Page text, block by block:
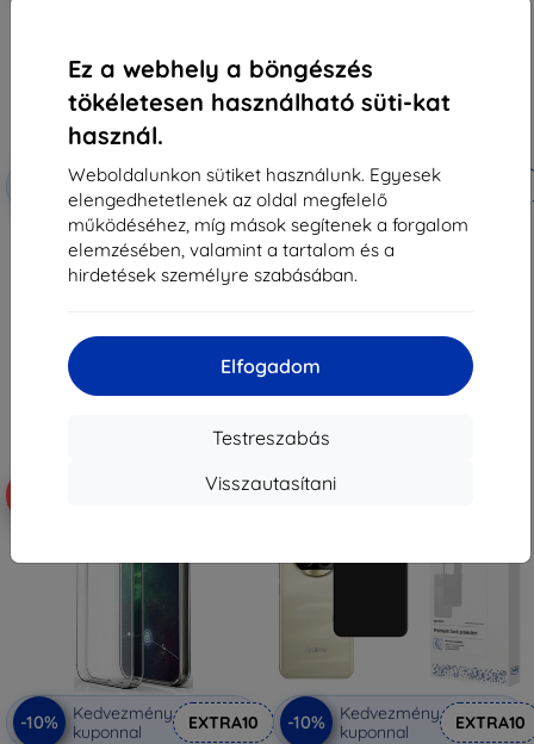
Ez a webhely a böngészés
tökéletesen használható süti-kat
használ.
Weboldalunkon sütiket használunk. Egyesek
elengedhetetlenek az oldal megfelelő
működéséhez, míg mások segítenek a forgalom
elemzésében, valamint a tartalom és a
hirdetések személyre szabásában.
Elfogadom
Testreszabás
Visszautasítani
Kedvezmény
kuponnal
EXTRA10
3mk 1UP védőfólia Realme 13
Pro+ 5G / Realme 13 Pro 5G
készülékhez
7 790 Ft
Raktáron > 5 darab
-10%
Kedvezmény
kuponnal
Beline átlátszó tok Realme 13 Pro
1mm
Raktáron > 5 darab
-10%
Kedvezmény
kuponnal
EXTRA10
-57%
-10%
Kedvezmény
kuponnal
EXTRA10